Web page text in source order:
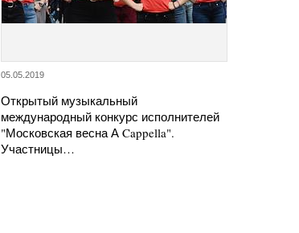
05.05.2019
Открытый музыкальный
международный конкурс исполнителей
"Московская весна А Cappella".
Участницы…